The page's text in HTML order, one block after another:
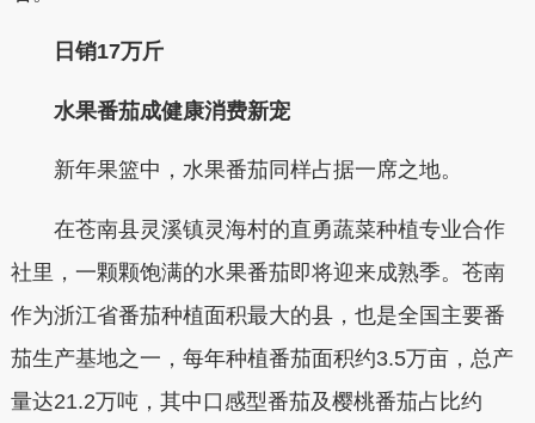
日销17万斤
水果番茄成健康消费新宠
新年果篮中，水果番茄同样占据一席之地。
在苍南县灵溪镇灵海村的直勇蔬菜种植专业合作
社里，一颗颗饱满的水果番茄即将迎来成熟季。苍南
作为浙江省番茄种植面积最大的县，也是全国主要番
茄生产基地之一，每年种植番茄面积约3.5万亩，总产
量达21.2万吨，其中口感型番茄及樱桃番茄占比约